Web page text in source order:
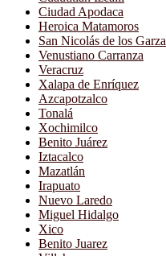
Ciudad Apodaca
Heroica Matamoros
San Nicolás de los Garza
Venustiano Carranza
Veracruz
Xalapa de Enríquez
Azcapotzalco
Tonalá
Xochimilco
Benito Juárez
Iztacalco
Mazatlán
Irapuato
Nuevo Laredo
Miguel Hidalgo
Xico
Benito Juarez